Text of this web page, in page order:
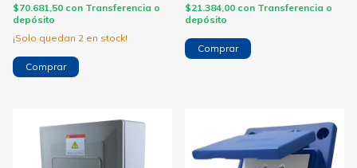
$70.681,50 con Transferencia o
depósito
¡Solo quedan 2 en stock!
$21.384,00 con Transferencia o
depósito